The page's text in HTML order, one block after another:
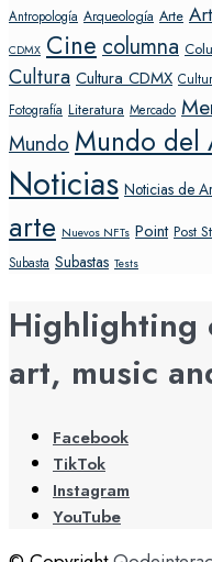
Antropología Arqueología Arte
CDMX Cine columna
Cultura Cultura CDMX
Fotografía Literatura Mercado
Mundo Mundo del
Noticias Noticias de
arte Nuevos NFTs Point Post
Subasta Subastas Tests
Highlighting
art, music
Facebook
TikTok
Instagram
YouTube